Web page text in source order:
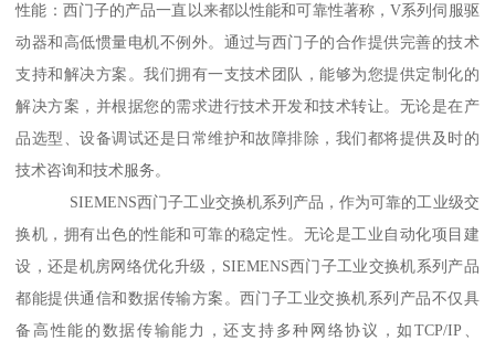
性能：西门子的产品一直以来都以性能和可靠性著称，V系列伺服驱
动器和高低惯量电机不例外。通过与西门子的合作提供完善的技术
支持和解决方案。我们拥有一支技术团队，能够为您提供定制化的
解决方案，并根据您的需求进行技术开发和技术转让。无论是在产
品选型、设备调试还是日常维护和故障排除，我们都将提供及时的
技术咨询和技术服务。
SIEMENS西门子工业交换机系列产品，作为可靠的工业级交
换机，拥有出色的性能和可靠的稳定性。无论是工业自动化项目建
设，还是机房网络优化升级，SIEMENS西门子工业交换机系列产品
都能提供通信和数据传输方案。西门子工业交换机系列产品不仅具
备高性能的数据传输能力，还支持多种网络协议，如TCP/IP、